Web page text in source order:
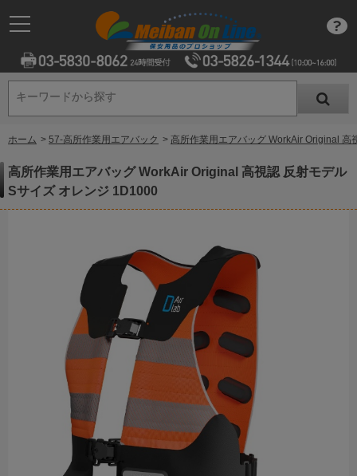
キーワードから探す
キーワードから探す
ホーム > 57-高所作業用エアバック > 高所作業用エアバッグ WorkAir Original
高所作業用エアバッグ WorkAir Original 高視認 反射モデル
Sサイズ オレンジ 1D1000